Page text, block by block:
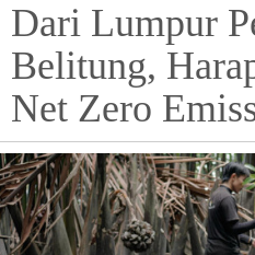
Dari Lumpur
Belitung,
Net Zero